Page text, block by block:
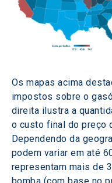
Os mapas acima
impostos sobre o
direita ilustra a
o custo final do preço
Dependendo da
podem variar em até
representam mais de